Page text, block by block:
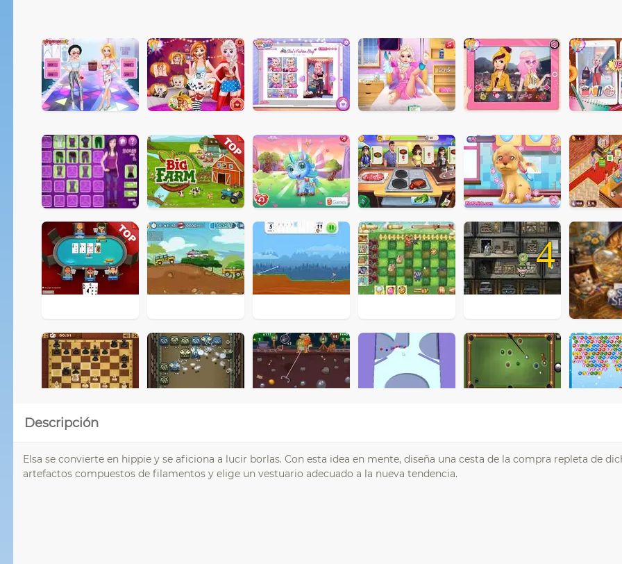
4
Descripción
Elsa se convierte en hippie y se aficiona a lucir borlas. Con esta idea en mente, diseña una cesta de la compra repleta de
artefactos compuestos de filamentos y elige un vestuario adecuado a la nueva tendencia.